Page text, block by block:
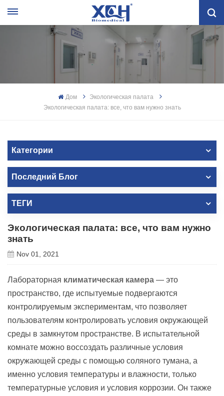
Дом
Экологическая палата
Экологическая палата: все, что вам нужно знать
Категории
Последний Блог
ТЕГИ
Экологическая палата: все, что вам нужно
знать
Nov 01, 2021
Лабораторная климатическая камера — это
пространство, где испытуемые подвергаются
контролируемым экспериментам, что позволяет
пользователям контролировать условия окружающей
среды в замкнутом пространстве. В испытательной
комнате можно воссоздать различные условия
окружающей среды с помощью соляного тумана, а
именно условия температуры и влажности, только
температурные условия и условия коррозии. Он также